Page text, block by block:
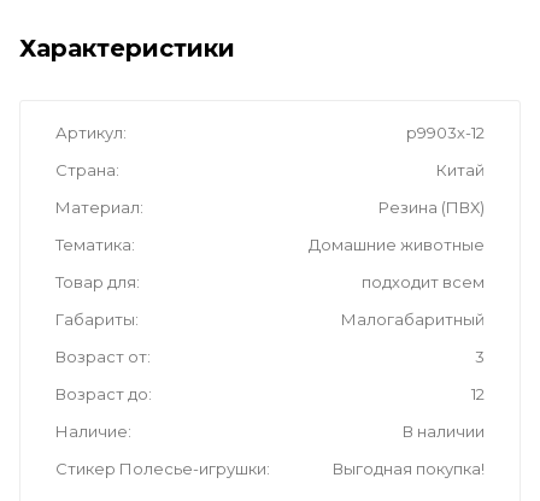
Характеристики
Артикул
р9903х-12
Страна
Китай
Материал
Резина (ПВХ)
Тематика
Домашние животные
Товар для
подходит всем
Габариты
Малогабаритный
Возраст от
3
Возраст до
12
Наличие
В наличии
Стикер Полесье-игрушки
Выгодная покупка!